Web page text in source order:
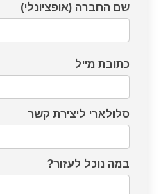
שם החברה (אופציונלי)
כתובת מייל
סלולארי ליצירת קשר
במה נוכל לעזור?